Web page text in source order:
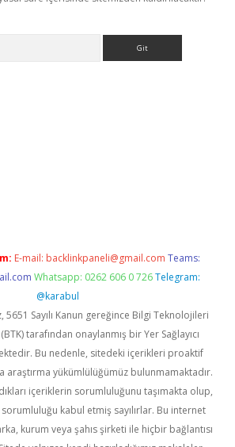
E-mail: backlinkpaneli@gmail.com Teams:
Whatsapp: 0262 606 0 726 Telegram:
@karabul
5651 Sayılı Kanun gereğince Bilgi Teknolojileri
tarafından onaylanmış bir Yer Sağlayıcı
Bu nedenle, sitedeki içerikleri proaktif
araştırma yükümlülüğümüz bulunmamaktadır.
içeriklerin sorumluluğunu taşımakta olup,
kabul etmiş sayılırlar. Bu internet
kurum veya şahıs şirketi ile hiçbir bağlantısı